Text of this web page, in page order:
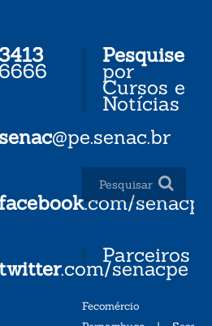
3413
6666
senac@pe.senac.br
.com/senacpe
twitter.com/senacpe
Pesquise
por
Cursos e
Notícias
Parceiros
Fecomércio